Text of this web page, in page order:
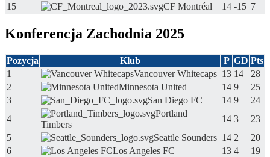
15
CF Montréal 14 -15 7
Konferencja Zachodnia 2025
Pozycja Klub P GD Pts
1
Vancouver Whitecaps 13 14
28
2
Minnesota United 14 9
25
3
San Diego FC 14 9
24
4
Portland
Timbers
14 3
23
5
Seattle Sounders 14 2
20
6
Los Angeles FC 13 4
19